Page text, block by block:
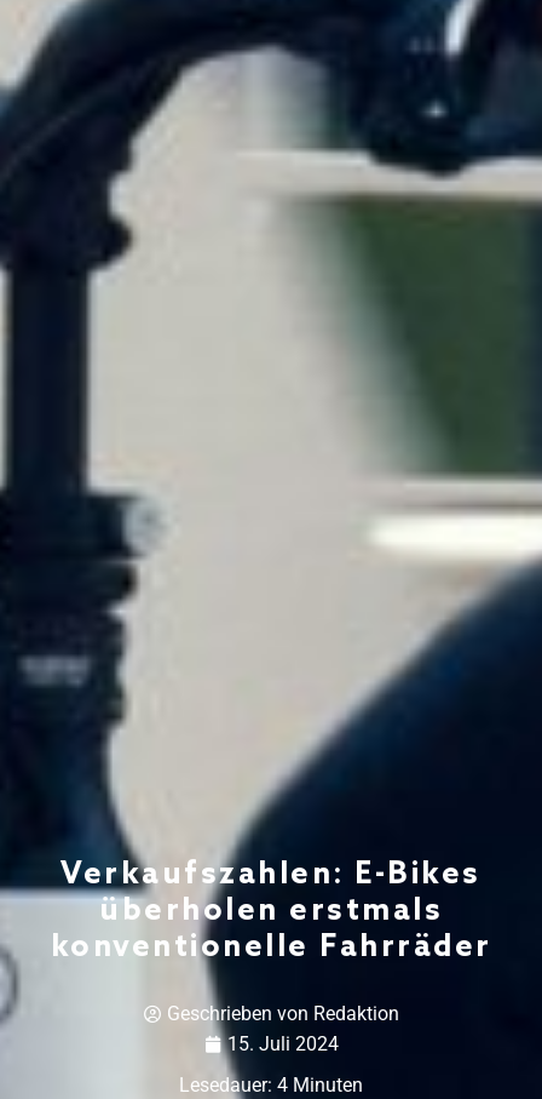
Verkaufszahlen: E-Bikes
überholen erstmals
konventionelle Fahrräder
Geschrieben von Redaktion
15. Juli 2024
Lesedauer: 4 Minuten